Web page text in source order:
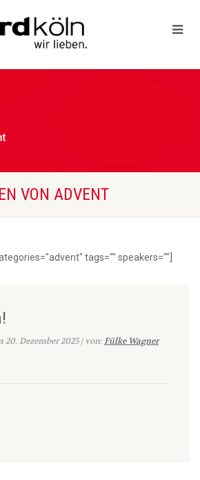
VON ADVENT
tags="" speakers=""]
Dezember 2025 | von:Fülke Wagner